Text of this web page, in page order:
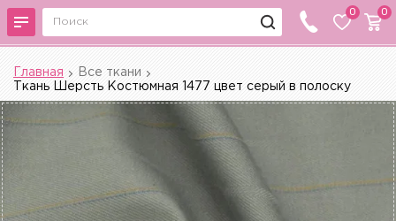
0 0
Главная
Все ткани
Ткань Шерсть Костюмная 1477 цвет серый в полоску